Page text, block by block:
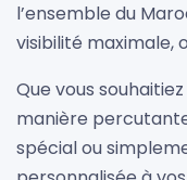
l’ensemble du
visibilité maximale,
Que vous
manière
spécial ou